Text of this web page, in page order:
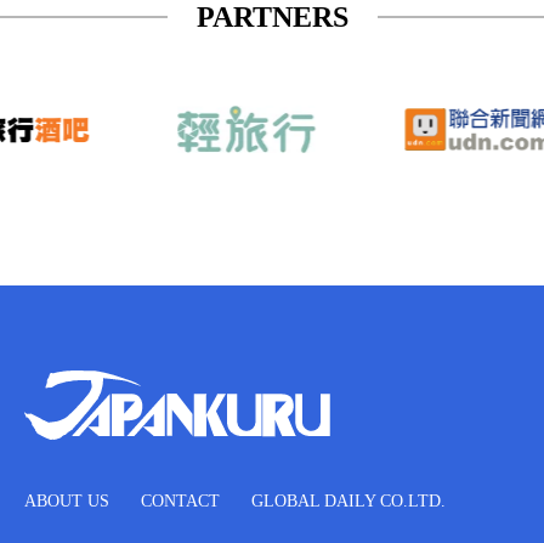
PARTNERS
ABOUT US CONTACT GLOBAL DAILY CO.LTD.